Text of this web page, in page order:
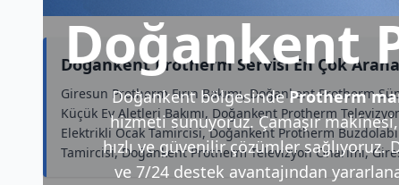
Doğankent
Doğankent bölgesindeProtherm
hizmeti sunuyoruz. Çamaşır
hızlı ve güvenilir çözümler
ve 7/24 destek avantajından
Doğankent Protherm Servisi En Çok
Giresun Protherm Fırın Bakımı, Doğankent Protherm
Küçük Ev Aletleri Bakımı, Doğankent Protherm
Elektrikli Ocak Tamircisi, Doğankent Protherm
Tamircisi, Doğankent Protherm Televizyon Onarımı,